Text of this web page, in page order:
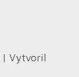
| Vytvoril